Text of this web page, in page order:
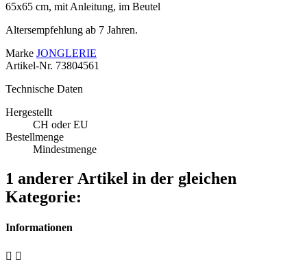
65x65 cm, mit Anleitung, im Beutel
Altersempfehlung ab 7 Jahren.
Marke JONGLERIE
Artikel-Nr. 73804561
Technische Daten
Hergestellt
CH oder EU
Bestellmenge
Mindestmenge
1 anderer Artikel in der gleichen
Kategorie:
Informationen
 